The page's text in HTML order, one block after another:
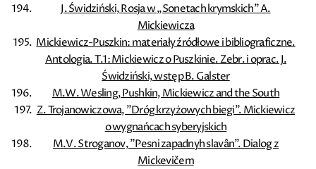
J. Świdziński, Rosja w „Sonetach krymskich” A.
Mickiewicza
Mickiewicz-Puszkin: materiały źródłowe i bibliograficzne.
Antologia. T.1: Mickiewicz o Puszkinie. Zebr. i oprac. J.
Świdziński, wstęp B. Galster
M.W. Wesling, Pushkin, Mickiewicz and the South
Z. Trojanowiczowa, ”Dróg krzyżowych biegi”. Mickiewicz
o wygnańcach syberyjskich
M.V. Stroganov, ”Pesni zapadnyh slavân”. Dialog z
Mickevičem